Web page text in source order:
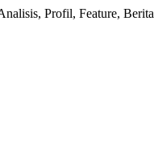
Profil, Feature,